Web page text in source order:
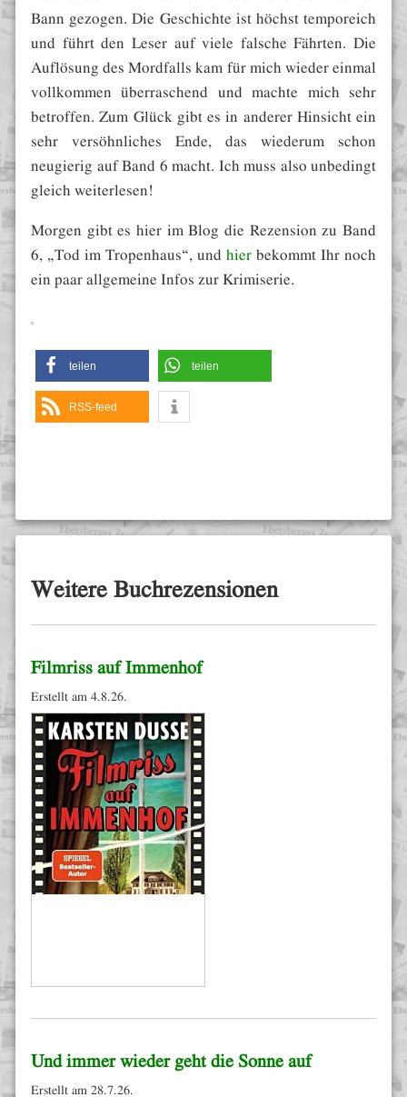
Bann gezogen. Die Geschichte ist höchst temporeich
und führt den Leser auf viele falsche Fährten. Die
Auflösung des Mordfalls kam für mich wieder einmal
vollkommen überraschend und machte mich sehr
betroffen. Zum Glück gibt es in anderer Hinsicht ein
sehr versöhnliches Ende, das wiederum schon
neugierig auf Band 6 macht. Ich muss also unbedingt
gleich weiterlesen!
Morgen gibt es hier im Blog die Rezension zu Band
6, „Tod im Tropenhaus“, und hier bekommt Ihr noch
ein paar allgemeine Infos zur Krimiserie.
teilen teilen
RSS-feed
Weitere Buchrezensionen
Filmriss auf Immenhof
Erstellt am 4.8.26.
Und immer wieder geht die Sonne auf
Erstellt am 28.7.26.